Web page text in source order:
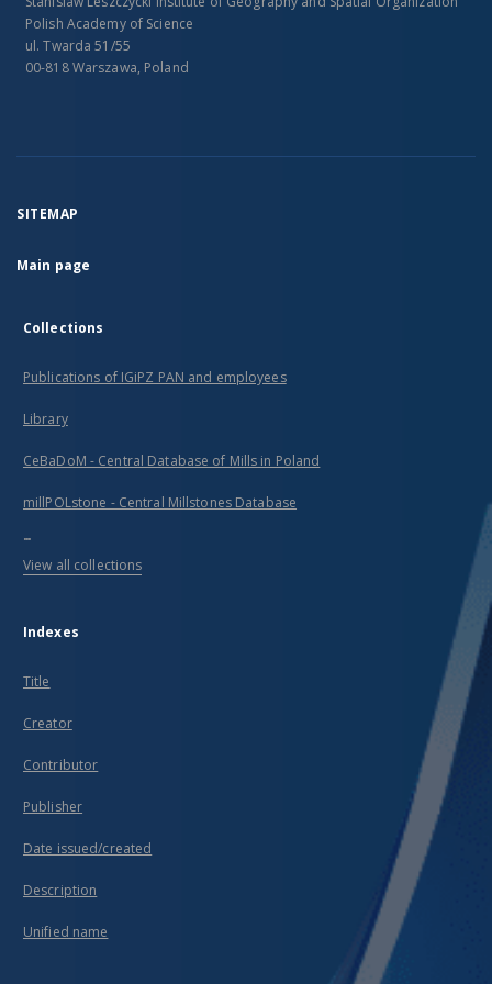
Polish Academy of Science
ul. Twarda 51/55
00-818 Warszawa, Poland
SITEMAP
Main page
Collections
Publications of IGiPZ PAN and employees
Library
CeBaDoM - Central Database of Mills in Poland
millPOLstone - Central Millstones Database
...
View all collections
Indexes
Title
Creator
Contributor
Publisher
Date issued/created
Description
Unified name